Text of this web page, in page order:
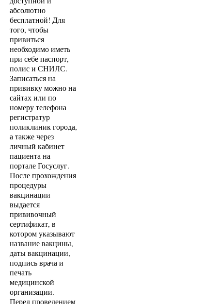
абсолютно
бесплатной! Для
того, чтобы
привиться
необходимо иметь
при себе паспорт,
полис и СНИЛС.
Записаться на
прививку можно на
сайтах или по
номеру телефона
регистратур
поликлиник города,
а также через
личный кабинет
пациента на
портале Госуслуг.
После прохождения
процедуры
вакцинации
выдается
прививочный
сертификат, в
котором указывают
название вакцины,
даты вакцинации,
подпись врача и
печать
медицинской
организации.
Перед проведением